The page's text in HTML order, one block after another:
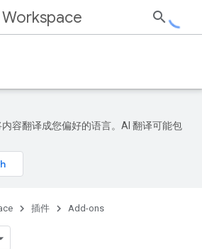
Workspace
容翻译成您偏好的语言。AI 翻译可能包
插件 Add-ons